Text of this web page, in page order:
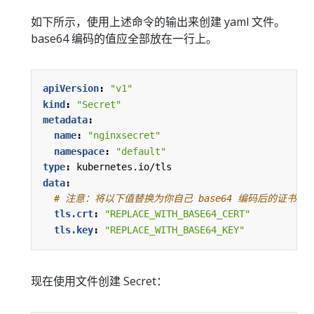
如下所示，使用上述命令的输出来创建 yaml 文件。
base64 编码的值应全部放在一行上。
apiVersion:
"v1"
kind :
"Secret"
metadata:
name:
"nginxsecret"
namespace:
"default"
type:
kubernetes.io/tls
data:
# 注意：将以下值替换为你自己 base64 编码后的证书和
tls.crt:
"REPLACE_WITH_BASE64_CERT"
tls.key: "REPLACE_WITH_BASE64_KEY"
现在使用文件创建 Secret：